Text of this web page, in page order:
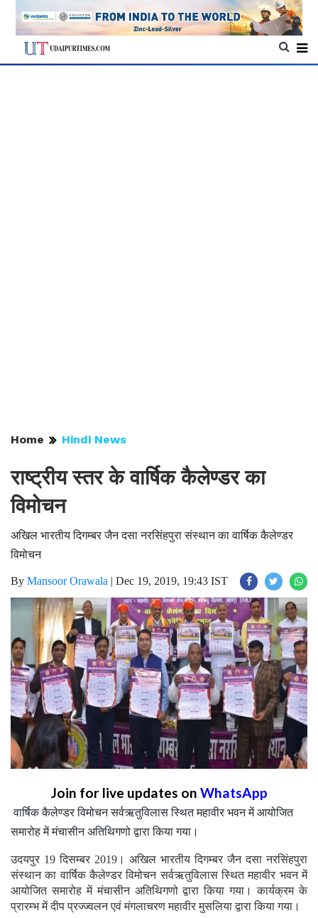
Home Hindi News
राष्ट्रीय स्तर के वार्षिक कैलेण्डर का
विमोचन
अखिल भारतीय दिगम्बर जैन दसा नरसिंहपुरा संस्थान का वार्षिक कैलेण्डर
विमोचन
By Mansoor Orawala | Dec 19, 2019, 19:43 IST
Join for live updates on WhatsApp
वार्षिक कैलेण्डर विमोचन सर्वऋतुविलास स्थित महावीर भवन में आयोजित
समारोह में मंचासीन अतिथिगणो द्वारा किया गया।
उदयपुर 19 दिसम्बर 2019। अखिल भारतीय दिगम्बर जैन दसा नरसिंहपुरा
संस्थान का वार्षिक कैलेण्डर विमोचन सर्वऋतुविलास स्थित महावीर भवन में
आयोजित समारोह में मंचासीन अतिथिगणो द्वारा किया गया। कार्यक्रम के
प्रारम्भ में दीप प्रज्ज्वलन एवं मंगलाचरण महावीर मुसलिया द्वारा किया गया।